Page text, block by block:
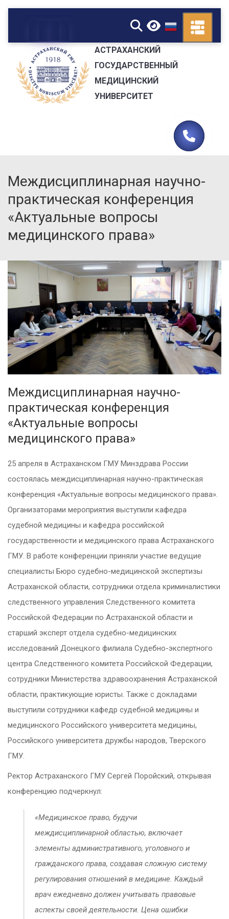
▼
АСТРАХАНСКИЙ
ГОСУДАРСТВЕННЫЙ
МЕДИЦИНСКИЙ
УНИВЕРСИТЕТ
Междисциплинарная научно-
практическая конференция
«Актуальные вопросы
медицинского права»
Междисциплинарная научно-
практическая конференция
«Актуальные вопросы
медицинского права»
25 апреля в Астраханском ГМУ Минздрава России
состоялась междисциплинарная научно-практическая
конференция «Актуальные вопросы медицинского права».
Организаторами мероприятия выступили кафедра
судебной медицины и кафедра российской
государственности и медицинского права Астраханского
ГМУ. В работе конференции приняли участие ведущие
специалисты Бюро судебно-медицинской экспертизы
Астраханской области, сотрудники отдела криминалистики
следственного управления Следственного комитета
Российской Федерации по Астраханской области и
старший эксперт отдела судебно-медицинских
исследований Донецкого филиала Судебно-экспертного
центра Следственного комитета Российской Федерации,
сотрудники Министерства здравоохранения Астраханской
области, практикующие юристы. Также с докладами
выступили сотрудники кафедр судебной медицины и
медицинского Российского университета медицины,
Российского университета дружбы народов, Тверского
ГМУ.
Ректор Астраханского ГМУ Сергей Поройский, открывая
конференцию подчеркнул:
«Медицинское право, будучи
междисциплинарной областью, включает
элементы административного, уголовного и
гражданского права, создавая сложную систему
регулирования отношений в медицине. Каждый
врач ежедневно должен учитывать правовые
аспекты своей деятельности. Цена ошибки